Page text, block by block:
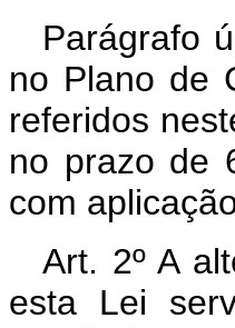
Parágrafo
no Plano de
referidos
no prazo de
com
Art. 2º A
esta Lei